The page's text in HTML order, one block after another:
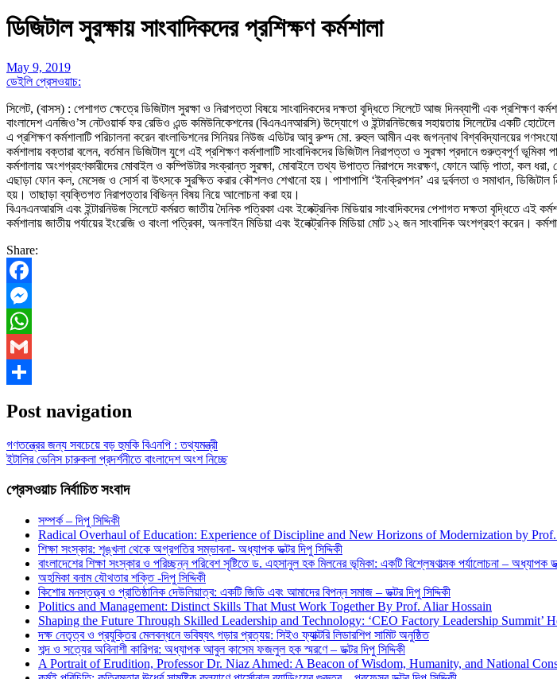
ডিজিটাল সুরক্ষায় সাংবাদিকদের প্রশিক্ষণ কর্মশালা
May 9, 2019
ডেইলি প্রেসওয়াচ:
সিলেট, (বাসস) : পেশাগত ক্ষেত্রে ডিজিটাল সুরক্ষা ও নিরাপত্তা বিষয়ে সাংবাদিকদের দক্ষতা বৃদ্ধিতে সিলেটে আজ দিনব্যাপী এক প্রশিক্ষণ
বাংলাদেশ এনজিও’স নেটওয়ার্ক ফর রেডিও এন্ড কমিউনিকেশনের (বিএনএনআরসি) উদ্যোগে ও ইন্টারনিউজের সহায়তায় সিলেটের একটি হোটেলে
এ প্রশিক্ষণ কর্মশালাটি পরিচালনা করেন বাংলাভিশনের সিনিয়র নিউজ এডিটর আবু রুশ্দ মো. রুহুল আমীন এবং জগন্নাথ বিশ্ববিদ্যালয়ের
কর্মশালায় বক্তারা বলেন, বর্তমান ডিজিটাল যুগে এই প্রশিক্ষণ কর্মশালাটি সাংবাদিকদের ডিজিটাল নিরাপত্তা ও সুরক্ষা প্রদানে গুরুত্বপূর্ণ ভূমিকা
কর্মশালায় অংশগ্রহণকারীদের মোবাইল ও কম্পিউটার সংক্রান্ত সুরক্ষা, মোবাইলে তথ্য উপাত্ত নিরাপদে সংরক্ষণ, ফোনে আড়ি পাতা, কল ধরা,
এছাড়া ফোন কল, মেসেজ ও সোর্স বা উৎসকে সুরক্ষিত করার কৌশলও শেখানো হয়। পাশাপাশি ‘ইনক্রিপশন’ এর দুর্বলতা ও সমাধান, ডিজিটাল
হয়। তাছাড়া ব্যক্তিগত নিরাপত্তার বিভিন্ন বিষয় নিয়ে আলোচনা করা হয়।
বিএনএনআরসি এবং ইন্টারনিউজ সিলেটে কর্মরত জাতীয় দৈনিক পত্রিকা এবং ইলেক্ট্রনিক মিডিয়ার সাংবাদিকদের পেশাগত দক্ষতা বৃদ্ধিতে এই
কর্মশালায় জাতীয় পর্যায়ের ইংরেজি ও বাংলা পত্রিকা, অনলাইন মিডিয়া এবং ইলেক্ট্রনিক মিডিয়া মোট ১২ জন সাংবাদিক অংশগ্রহণ করেন।
Share:
Facebook
Messenger
WhatsApp
Gmail
Post navigation
গণতন্ত্রের জন্য সবচেয়ে বড় হুমকি বিএনপি : তথ্যমন্ত্রী
ইটালির ভেনিস চারুকলা প্রদর্শনীতে বাংলাদেশ অংশ নিচ্ছে
প্রেসওয়াচ নির্বাচিত সংবাদ
সম্পর্ক – দিপু সিদ্দিকী
Radical Overhaul of Education: Experience of Discipline and New Horizons of Modernization by
শিক্ষা সংস্কার: শৃঙ্খলা থেকে অগ্রগতির সম্ভাবনা- অধ্যাপক ডক্টর দিপু সিদ্দিকী
বাংলাদেশের শিক্ষা সংস্কার ও পরিচ্ছন্ন পরিবেশ সৃষ্টিতে ড. এহসানুল হক মিলনের ভূমিকা: একটি বিশ্লেষণাত্মক পর্যালোচনা – অধ্যাপক
অহমিকা বনাম যৌথতার শক্তি -দিপু সিদ্দিকী
কিশোর মনস্তত্ত্ব ও প্রাতিষ্ঠানিক দেউলিয়াত্ব: একটি জিডি এবং আমাদের বিপন্ন সমাজ – ডক্টর দিপু সিদ্দিকী
Politics and Management: Distinct Skills That Must Work Together By Prof. Aliar Hossain
Shaping the Future Through Skilled Leadership and Technology: ‘CEO Factory Leadership Summit’
দক্ষ নেতৃত্ব ও প্রযুক্তির মেলবন্ধনে ভবিষ্যৎ গড়ার প্রত্যয়: সিইও ফ্যাক্টরি লিডারশিপ সামিট অনুষ্ঠিত
শব্দ ও সত্যের অবিনাশী কারিগর: অধ্যাপক আবুল কাসেম ফজলুল হক স্মরণে – ডক্টর দিপু সিদ্দিকী
A Portrait of Erudition, Professor Dr. Niaz Ahmed: A Beacon of Wisdom, Humanity, and National